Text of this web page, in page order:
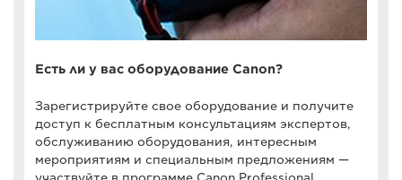
Есть ли у вас оборудование Canon?
Зарегистрируйте свое оборудование и получите
доступ к бесплатным консультациям экспертов,
обслуживанию оборудования, интересным
мероприятиям и специальным предложениям —